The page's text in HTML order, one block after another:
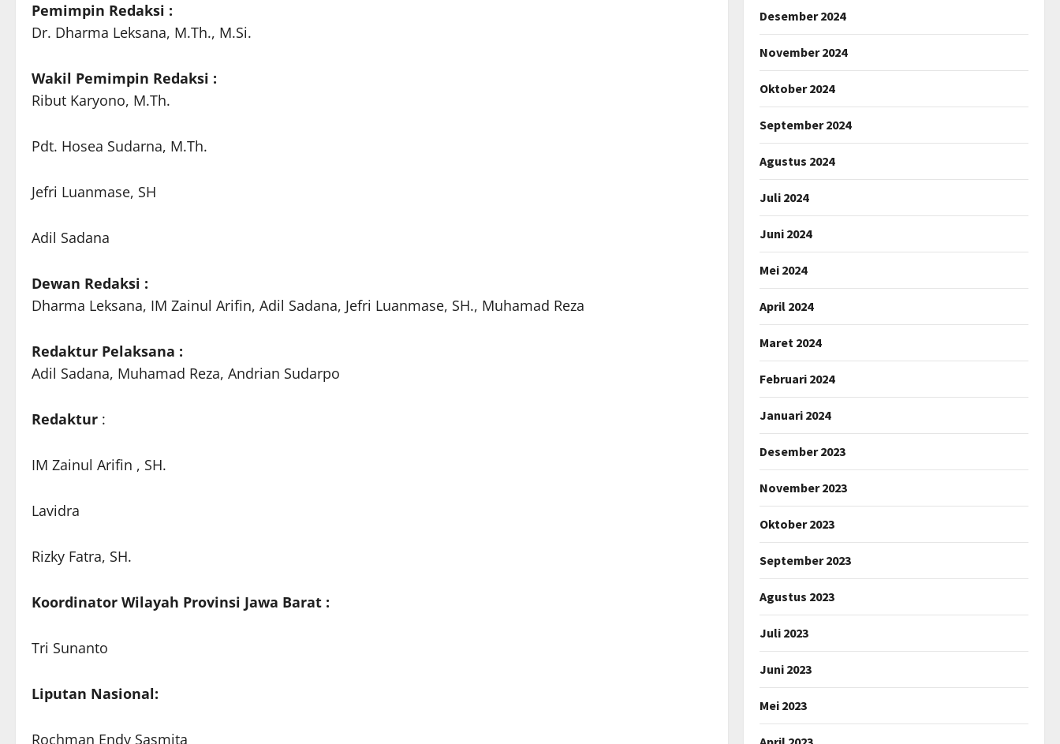
Pemimpin Redaksi :
Dr. Dharma Leksana, M.Th., M.Si.
Wakil Pemimpin Redaksi :
Ribut Karyono, M.Th.
Pdt. Hosea Sudarna, M.Th.
Jefri Luanmase, SH
Adil Sadana
Dewan Redaksi :
Dharma Leksana, IM Zainul Arifin, Adil Sadana, Jefri Luanmase, SH., Muhamad Reza
Redaktur Pelaksana :
Adil Sadana, Muhamad Reza, Andrian Sudarpo
Redaktur :
IM Zainul Arifin , SH.
Lavidra
Rizky Fatra, SH.
Koordinator Wilayah Provinsi Jawa Barat :
Tri Sunanto
Liputan Nasional:
Rochman Endy Sasmita
Desember 2024
November 2024
Oktober 2024
September 2024
Agustus 2024
Juli 2024
Juni 2024
Mei 2024
April 2024
Maret 2024
Februari 2024
Januari 2024
Desember 2023
November 2023
Oktober 2023
September 2023
Agustus 2023
Juli 2023
Juni 2023
Mei 2023